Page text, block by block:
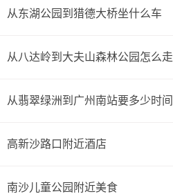
从东湖公园到猎德大桥坐什么车
从八达岭到大夫山森林公园怎么走
从翡翠绿洲到广州南站要多少时间
高新沙路口附近酒店
南沙儿童公园附近美食